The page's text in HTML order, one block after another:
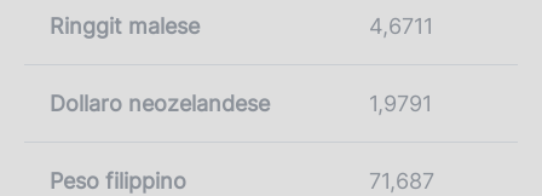
Ringgit malese 4,6711
Dollaro neozelandese 1,9791
Peso filippino 71,687